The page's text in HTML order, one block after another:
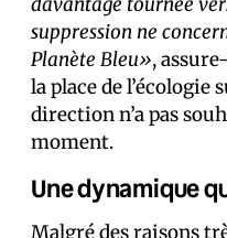
suppression ne
Planète Bleu»,
la place de l’écologie
direction n’a pas
moment.
Une dynamique
Malgré des raisons